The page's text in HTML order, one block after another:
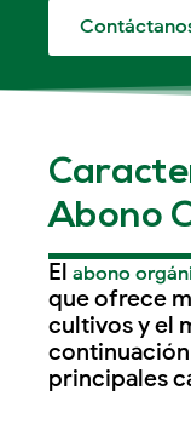
Abono
El abono
que ofrece
cultivos y el
principales